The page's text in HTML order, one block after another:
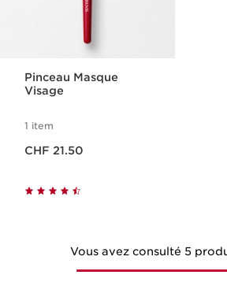
Pinceau Masque
Visage
1 item
CHF 21.50
Vous avez consulté 5